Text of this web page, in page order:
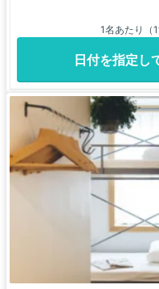
1名あたり（
日付を指定し